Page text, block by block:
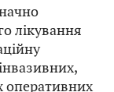
лікування
оперативних